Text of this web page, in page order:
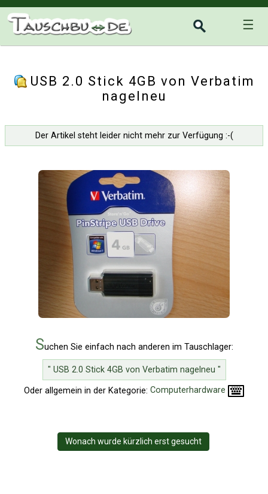
☰
USB 2.0 Stick 4GB von Verbatim
nagelneu
Der Artikel steht leider nicht mehr zur Verfügung :-(
Suchen Sie einfach nach anderen im Tauschlager:
" USB 2.0 Stick 4GB von Verbatim nagelneu "
Oder allgemein in der Kategorie: Computerhardware
Wonach wurde kürzlich erst gesucht